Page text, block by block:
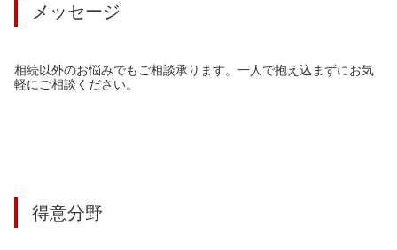
メッセージ
相続以外のお悩みでもご相談承ります。一人で抱え込まずにお気
軽にご相談ください。
得意分野